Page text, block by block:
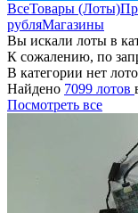
ВсеТовары (Лоты)
рубляМагазины
Вы искали лоты в
К сожалению, по
В категории нет
Найдено 7099 лотов
Посмотреть все